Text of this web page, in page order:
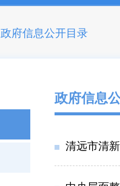
政府信息公开目录
政府信息
清远市清